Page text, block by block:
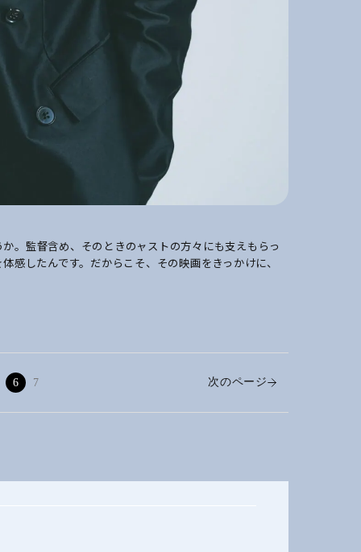
。監督含め、そのときのャストの方々にも支えもらっ
感したんです。だからこそ、その映画をきっかけに、
6 7 次のページ